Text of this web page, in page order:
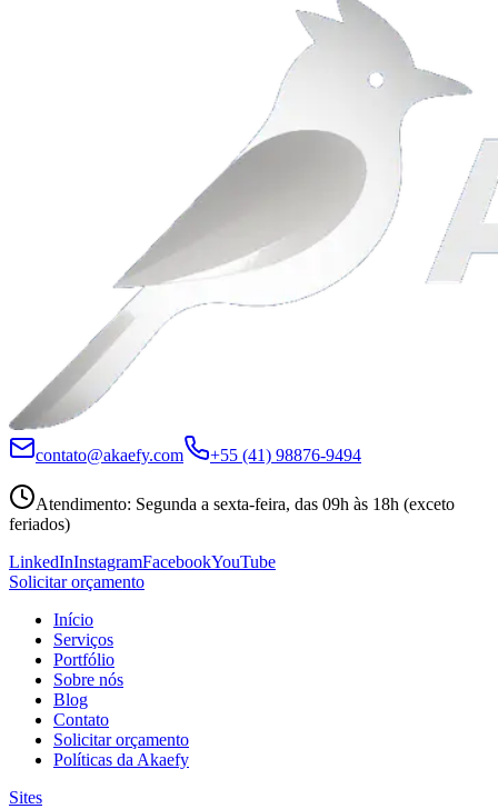
contato@akaefy.com +55 (41) 98876-9494
Atendimento: Segunda a sexta-feira, das 09h às 18h (exceto
feriados)
LinkedInInstagramFacebookYouTube
Solicitar orçamento
Início
Serviços
Portfólio
Sobre nós
Blog
Contato
Solicitar orçamento
Políticas da Akaefy
Sites